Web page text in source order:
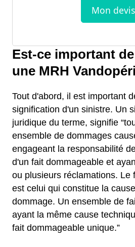
Est-ce important
une MRH
Tout d'abord, il est important
signification d'un sinistre. Un
juridique du terme, signifie
ensemble de dommages
engageant la responsabilité
d'un fait dommageable et
ou plusieurs réclamations. Le
est celui qui constitue la
dommage. Un ensemble de
ayant la même cause
fait dommageable unique.”